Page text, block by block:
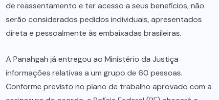
de reassentamento e ter acesso a seus benefícios, não
serão considerados pedidos individuais, apresentados
direta e pessoalmente às embaixadas brasileiras.
A Panahgah já entregou ao Ministério da Justiça
informações relativas a um grupo de 60 pessoas.
Conforme previsto no plano de trabalho aprovado com a